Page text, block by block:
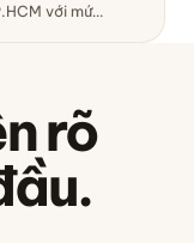
với mức
rõ